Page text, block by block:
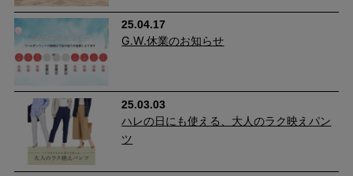
25.04.17
G.W.休業のお知らせ
25.03.03
ハレの日にも使える、大人のラク映えパン
ツ